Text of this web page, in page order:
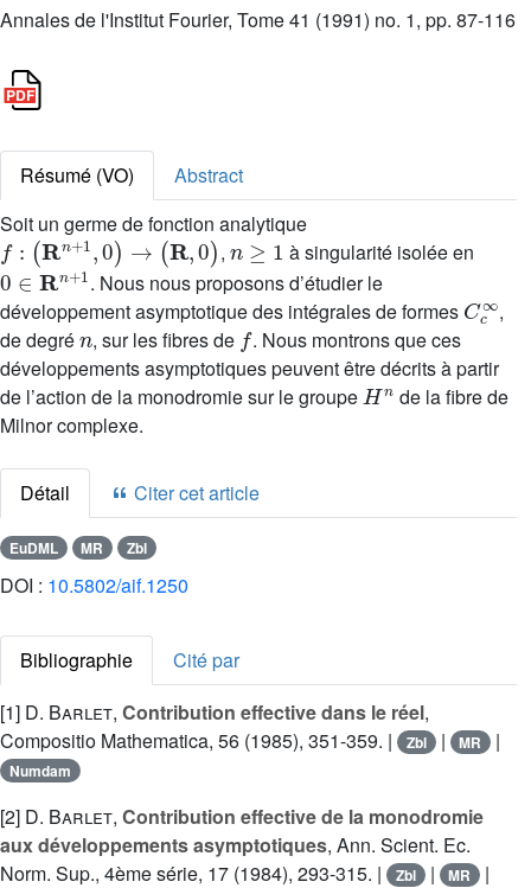
Annales de l'Institut Fourier, Tome 41 (1991) no. 1, pp. 87-116
Résumé (VO)
Abstract
Soit un germe de fonction analytique
f:(Rn+1,0)→(R,0)
,
n≥1
à singularité isolée en
0 ∈ Rn +1
. Nous nous proposons d’étudier le
développement asymptotique des intégrales de formes
,
de degré
n
, sur les fibres de
f
. Nous montrons que ces
développements asymptotiques peuvent être décrits à partir
de l’action de la monodromie sur le groupe
Hn
de la fibre de
Milnor complexe.
Détail Citer cet article
EuDML MR Zbl
DOI : 10.5802/aif.1250
Bibliographie
Cité par
[1] D. Barlet, Contribution effective dans le réel,
Compositio Mathematica, 56 (1985), 351-359. |
Zbl | MR |
Numdam
[2] D. Barlet, Contribution effective de la monodromie
aux développements asymptotiques, Ann. Scient. Ec.
Norm. Sup., 4ème série, 17 (1984), 293-315. |
Zbl | MR |